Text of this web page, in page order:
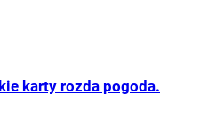
karty rozda pogoda.